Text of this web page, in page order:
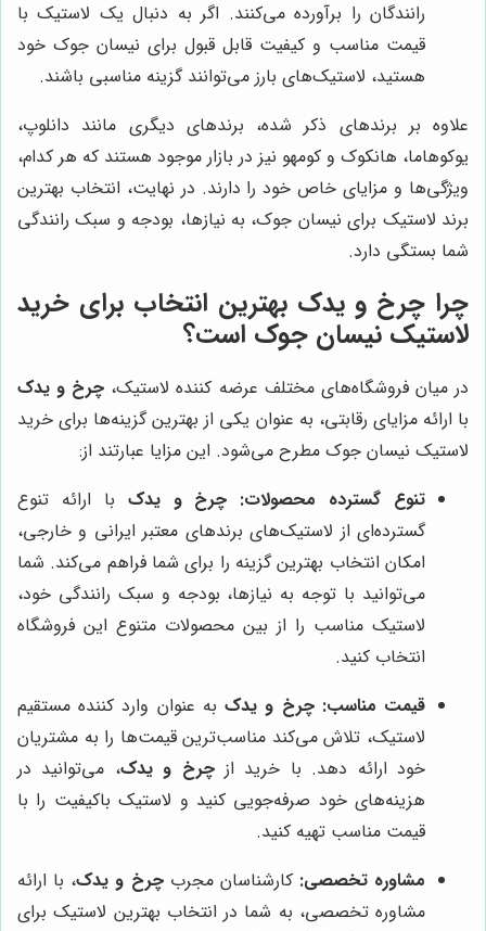
رانندگان را برآورده می‌کنند. اگر به دنبال یک لاستیک با
قیمت مناسب و کیفیت قابل قبول برای نیسان جوک خود
هستید، لاستیک‌های بارز می‌توانند گزینه مناسبی باشند.
علاوه بر برندهای ذکر شده، برندهای دیگری مانند دانلوپ،
یوکوهاما، هانکوک و کومهو نیز در بازار موجود هستند که هر کدام،
ویژگی‌ها و مزایای خاص خود را دارند. در نهایت، انتخاب بهترین
برند لاستیک برای نیسان جوک، به نیازها، بودجه و سبک رانندگی
شما بستگی دارد.
چرا چرخ و یدک بهترین انتخاب برای خرید
لاستیک نیسان جوک است؟
در میان فروشگاه‌های مختلف عرضه کننده لاستیک، چرخ و یدک
با ارائه مزایای رقابتی، به عنوان یکی از بهترین گزینه‌ها برای خرید
لاستیک نیسان جوک مطرح می‌شود. این مزایا عبارتند از:
تنوع گسترده محصولات: چرخ و یدک با ارائه تنوع
گسترده‌ای از لاستیک‌های برندهای معتبر ایرانی و خارجی،
امکان انتخاب بهترین گزینه را برای شما فراهم می‌کند. شما
می‌توانید با توجه به نیازها، بودجه و سبک رانندگی خود،
لاستیک مناسب را از بین محصولات متنوع این فروشگاه
انتخاب کنید.
قیمت مناسب: چرخ و یدکبه عنوان وارد کننده مستقیم
لاستیک، تلاش می‌کند مناسب‌ترین قیمت‌ها را به مشتریان
خود ارائه دهد. با خرید ازچرخ و یدک، می‌توانید در
هزینه‌های خود صرفه‌جویی کنید و لاستیک باکیفیت را با
قیمت مناسب تهیه کنید.
مشاوره تخصصی: کارشناسان مجربچرخ و یدک، با ارائه
مشاوره تخصصی، به شما در انتخاب بهترین لاستیک برای